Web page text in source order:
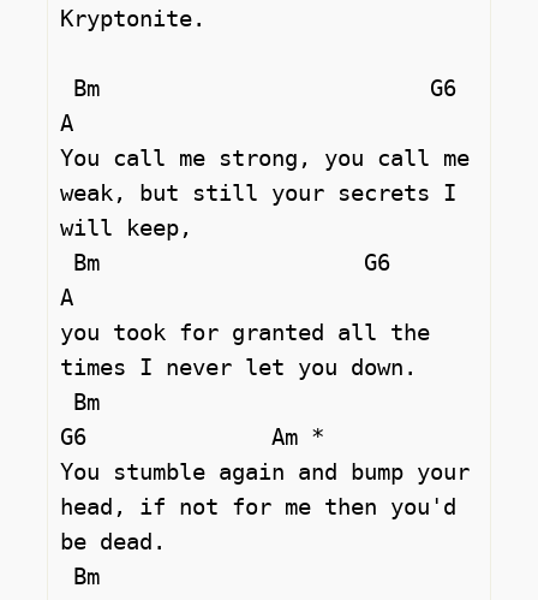
Kryptonite.
A
You call me strong, you call me
weak, but still your secrets I
will keep,
A
you took for granted all the
times I never let you down.
G6              Am *
You stumble again and bump your
head, if not for me then you'd
be dead.